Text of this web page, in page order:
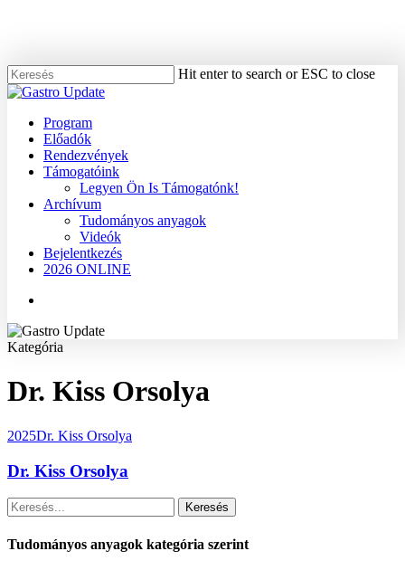
content
Hit enter to search or ESC to close
Close
Menu
Program
Előadók
Rendezvények
Támogatóink
Legyen Ön Is Támogatónk!
Archívum
Tudományos anyagok
Videók
Bejelentkezés
2026 ONLINE
Kategória
Dr. Kiss Orsolya
2025Dr. Kiss Orsolya
Dr. Kiss Orsolya
Keresés
Tudományos anyagok kategória szerint